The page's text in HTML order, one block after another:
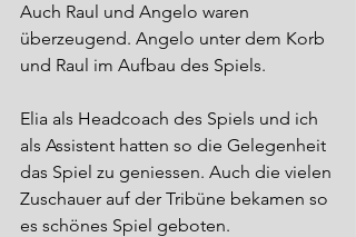
Auch Raul und Angelo waren
überzeugend. Angelo unter dem Korb
und Raul im Aufbau des Spiels.
Elia als Headcoach des Spiels und ich
als Assistent hatten so die Gelegenheit
das Spiel zu geniessen. Auch die vielen
Zuschauer auf der Tribüne bekamen so
es schönes Spiel geboten.